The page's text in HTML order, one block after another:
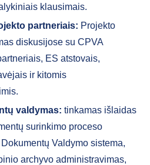
klausimais.
partneriais: Projekto
diskusijose su CPVA
ES atstovais,
ir kitomis
valdymas: tinkamas išlaidas
surinkimo proceso
Valdymo sistema,
archyvo administravimas,